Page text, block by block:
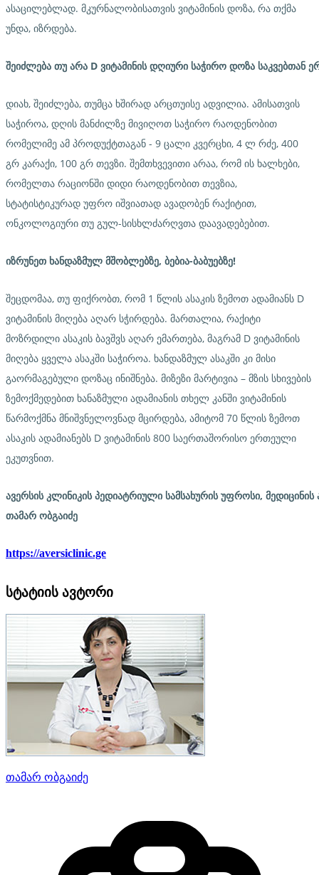
ასაცილებლად. მკურნალობისათვის ვიტამინის დოზა, რა თქმა
უნდა, იზრდება.
შეიძლება თუ არა D ვიტამინისდღიური საჭირო დოზა საკვებთან
დიახ, შეიძლება, თუმცა ხშირად არცთუისე ადვილია. ამისათვის
საჭიროა, დღის მანძილზე მივიღოთ საჭირო რაოდენობით
რომელიმე ამ პროდუქტთაგან - 9 ცალი კვერცხი, 4 ლ რძე, 400
გრ კარაქი, 100 გრ თევზი. შემთხვევითი არაა, რომ ის ხალხები,
რომელთა რაციონში დიდი რაოდენობით თევზია,
სტატისტიკურად უფრო იშვიათად ავადობენ რაქიტით,
ონკოლოგიური თუ გულ-სისხლძარღვთა დაავადებებით.
იზრუნეთ ხანდაზმულ მშობლებზე, ბებია-ბაბუებზე!
შეცდომაა, თუ ფიქრობთ, რომ 1 წლის ასაკის ზემოთ ადამიანს D
ვიტამინის მიღება აღარ სჭირდება. მართალია, რაქიტი
მოზრდილი ასაკის ბავშვს აღარ ემართება, მაგრამ D ვიტამინის
მიღება ყველა ასაკში საჭიროა. ხანდაზმულ ასაკში კი მისი
გაორმაგებული დოზაც ინიშნება. მიზეზი მარტივია – მზის სხივების
ზემოქმედებით ხანაზმული ადამიანის თხელ კანში ვიტამინის
წარმოქმნა მნიშვნელოვნად მცირდება, ამიტომ 70 წლის ზემოთ
ასაკის ადამიანებს D ვიტამინის 800 საერთაშორისო ერთეული
ეკუთვნით.
ავერსისკლინიკისპედიატრიული სამსახურისუფროსი, მედიცინის
თამარ ობგაიძე
https://aversiclinic.ge
სტატიის ავტორი
თამარ ობგაიძე